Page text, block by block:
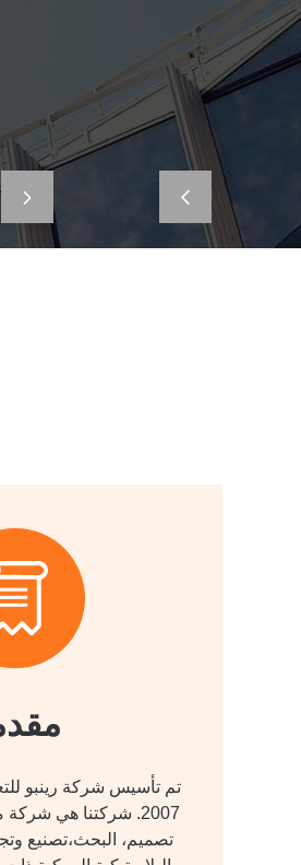
تم تأسيس شركة رينبو
2007. شركتنا هي
تصميم، البحث،تصنيع